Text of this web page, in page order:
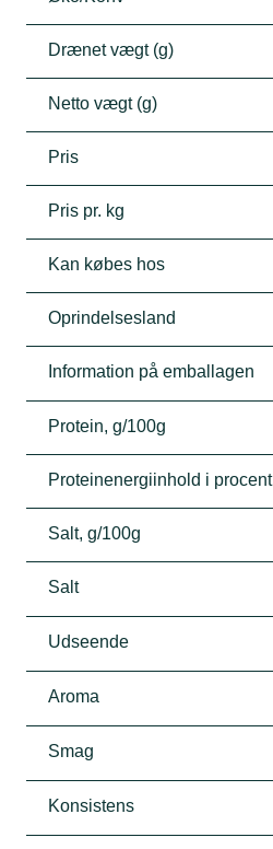
Drænet vægt (g)
Netto vægt (g)
Pris
Pris pr. kg
Kan købes hos
Oprindelsesland
Information på emballagen
Protein, g/100g
Proteinenergiinhold i procent
Salt, g/100g
Salt
Udseende
Aroma
Smag
Konsistens